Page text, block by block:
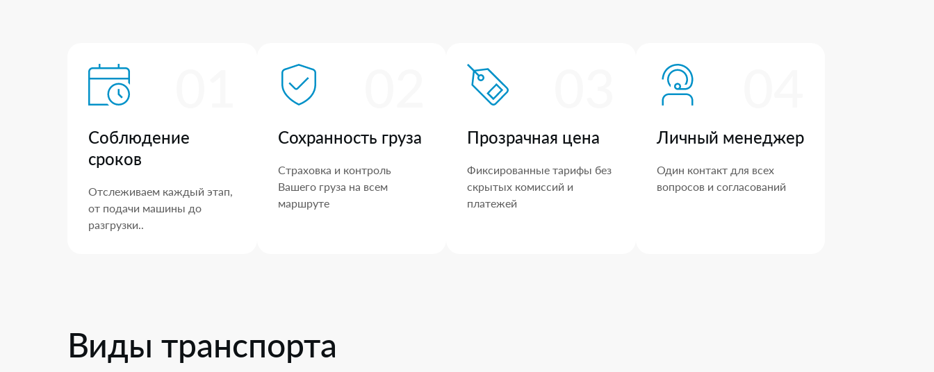
Соблюдение
сроков
Отслеживаем каждый этап,
от подачи машины до
разгрузки..
Сохранность груза
Страховка и контроль
Вашего груза на всем
маршруте
Прозрачная цена
Фиксированные тарифы без
скрытых комиссий и
платежей
Личный менеджер
Один контакт для всех
вопросов и согласований
Виды транспорта